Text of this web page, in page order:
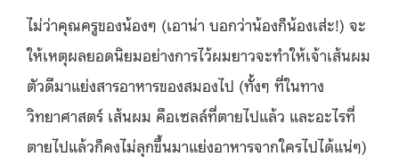
ไม่ว่าคุณครูของน้องๆ (เอาน่า บอกว่าน้องก็น้องเส่ะ!) จะ
ให้เหตุผลยอดนิยมอย่างการไว้ผมยาวจะทำให้เจ้าเส้นผม
ตัวดีมาแย่งสารอาหารของสมองไป (ทั้งๆ ที่ในทาง
วิทยาศาสตร์ เส้นผม คือเซลล์ที่ตายไปแล้ว และอะไรที่
ตายไปแล้วก็คงไม่ลุกขึ้นมาแย่งอาหารจากใครไปได้แน่ๆ)